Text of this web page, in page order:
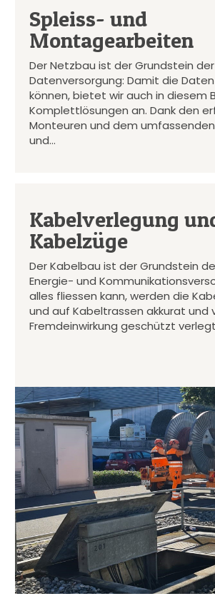
Spleiss- und
Montagearbeiten
Der Netzbau ist der Grundstein
Datenversorgung: Damit die
können, bietet wir auch in diesem
Komplettlösungen an. Dank den
Monteuren und dem
und…
Kabelverlegung
Kabelzüge
Der Kabelbau ist der Grundstein
Energie- und
alles fliessen kann, werden die
und auf Kabeltrassen akkurat und
Fremdeinwirkung geschützt